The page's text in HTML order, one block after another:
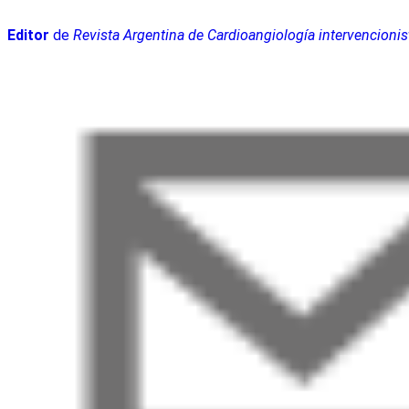
Editor de Revista Argentina de Cardioangiología